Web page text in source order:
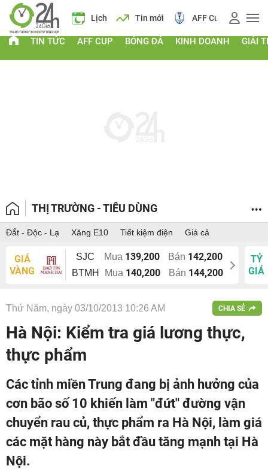
Giá vàng Lịch Tin mới AFF Cup Giá vàng
TIN TỨC AFF CUP BÓNG ĐÁ KINH DOANH GIẢI
THỊ TRƯỜNG - TIÊU DÙNG
Đắt - Độc - Lạ Xăng E10 Tiết kiệm điện Giá cả
GIÁ
VÀNG
SJC Mua 139,200 Bán 142,200
BTMH Mua 140,200 Bán 144,200
TỶ
GIÁ
Thứ Năm, ngày 03/10/2013 10:26 AM CHIA SẺ
Hà Nội: Kiểm tra giá lương thực,
thực phẩm
Các tỉnh miền Trung đang bị ảnh hưởng của
cơn bão số 10 khiến làm "đứt" đường vận
chuyển rau củ, thực phẩm ra Hà Nội, làm giá
các mặt hàng này bắt đầu tăng mạnh tại Hà
Nội.